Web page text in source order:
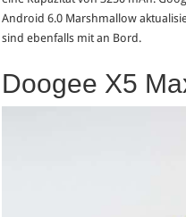
Android 6.0 Marshmallow
sind ebenfalls mit an Bord.
Doogee X5